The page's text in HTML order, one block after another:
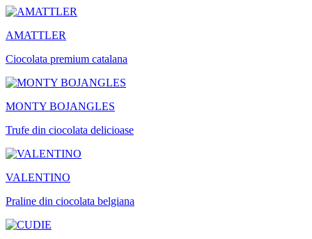
AMATTLER
Ciocolata premium catalana
MONTY BOJANGLES
Trufe din ciocolata delicioase
VALENTINO
Praline din ciocolata belgiana